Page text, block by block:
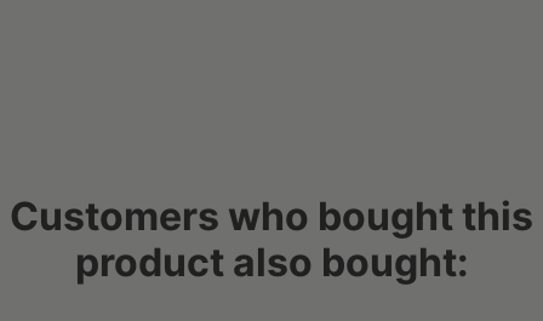
Customers who bought this
product also bought: